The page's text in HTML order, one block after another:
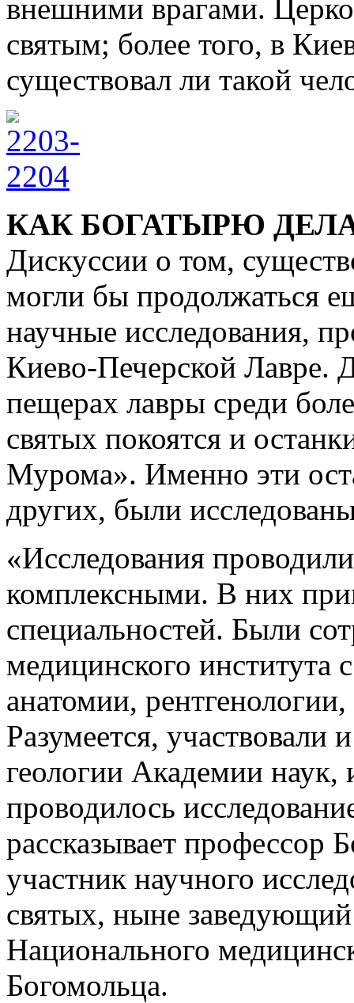
внешними врагами.
святым; более того, в
существовал ли такой
КАК БОГАТЫРЮ
Дискуссии о том,
могли бы продолжаться
научные исследования,
Киево-Печерской Лавре.
пещерах лавры среди
святых покоятся и
Мурома». Именно эти
других, были
«Исследования
комплексными. В них
специальностей. Были
медицинского института
анатомии,
Разумеется, участвовали
геологии Академии наук,
проводилось
рассказывает профессор
участник научного
святых, ныне
Национального
Богомольца.